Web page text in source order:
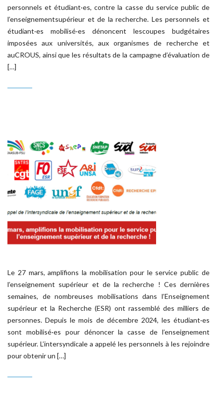
personnels et étudiant·es, contre la casse du service public de
l’enseignementsupérieur et de la recherche. Les personnels et
étudiant·es mobilisé·es dénoncent lescoupes budgétaires
imposées aux universités, aux organismes de recherche et
auCROUS, ainsi que les résultats de la campagne d’évaluation de
[…]
Le 27 mars, amplifions la mobilisation pour le service public de
l’enseignement supérieur et de la recherche ! Ces dernières
semaines, de nombreuses mobilisations dans l’Enseignement
supérieur et la Recherche (ESR) ont rassemblé des milliers de
personnes. Depuis le mois de décembre 2024, les étudiant·es
sont mobilisé·es pour dénoncer la casse de l’enseignement
supérieur. L’intersyndicale a appelé les personnels à les rejoindre
pour obtenir un […]